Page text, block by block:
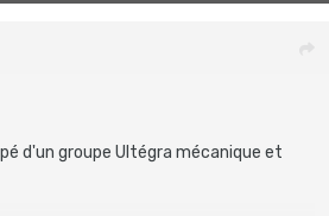
d'un groupe Ultégra mécanique et